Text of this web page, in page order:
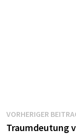
VORHERIGER
Traumdeutung